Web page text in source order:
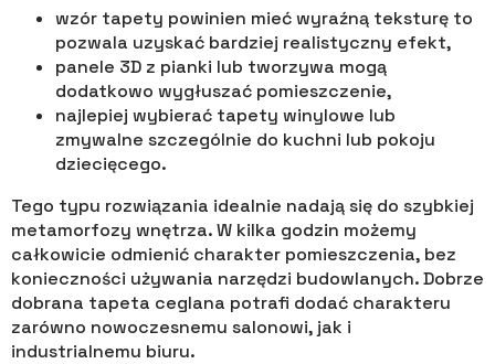
wzór tapety powinien mieć wyraźną teksturę to
pozwala uzyskać bardziej realistyczny efekt,
panele 3D z pianki lub tworzywa mogą
dodatkowo wygłuszać pomieszczenie,
najlepiej wybierać tapety winylowe lub
zmywalne szczególnie do kuchni lub pokoju
dziecięcego.
Tego typu rozwiązania idealnie nadają się do szybkiej
metamorfozy wnętrza. W kilka godzin możemy
całkowicie odmienić charakter pomieszczenia, bez
konieczności używania narzędzi budowlanych. Dobrze
dobrana tapeta ceglana potrafi dodać charakteru
zarówno nowoczesnemu salonowi, jak i
industrialnemu biuru.